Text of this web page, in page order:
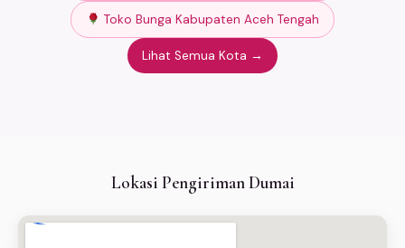
Toko Bunga Kabupaten Aceh Tengah
Lihat Semua Kota →
Lokasi Pengiriman Dumai